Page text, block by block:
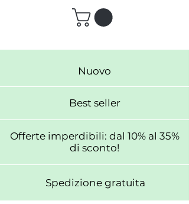
Nuovo
Best seller
Offerte imperdibili: dal 10% al 35%
di sconto!
Spedizione gratuita